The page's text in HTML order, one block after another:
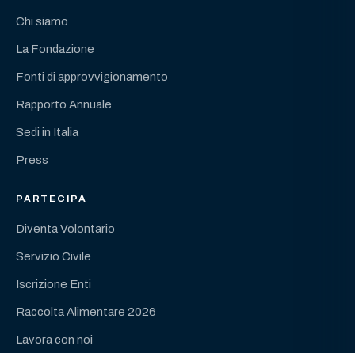
Chi siamo
La Fondazione
Fonti di approvvigionamento
Rapporto Annuale
Sedi in Italia
Press
PARTECIPA
Diventa Volontario
Servizio Civile
Iscrizione Enti
Raccolta Alimentare 2026
Lavora con noi